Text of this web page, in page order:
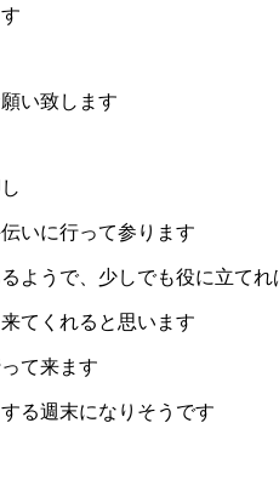
い致します
いに行って参ります
ようで、少しでも役に立てれ
てくれると思います
て来ます
る週末になりそうです